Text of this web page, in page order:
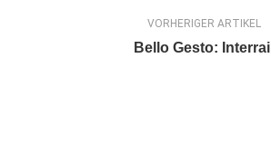
VORHERIGER ARTIKEL
Bello Gesto: Interrail